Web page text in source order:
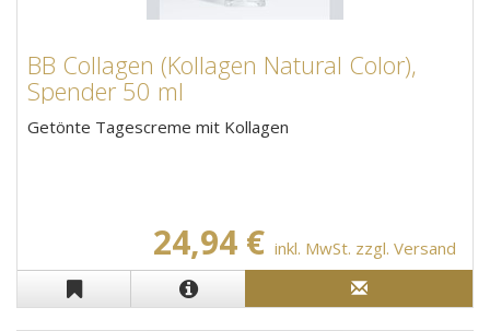
BB Collagen (Kollagen Natural Color),
Spender 50 ml
Getönte Tagescreme mit Kollagen
24,94 € inkl. MwSt. zzgl. Versand